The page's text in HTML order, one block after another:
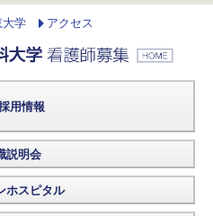
学 アクセス
用情報
説明会
ホスピタル